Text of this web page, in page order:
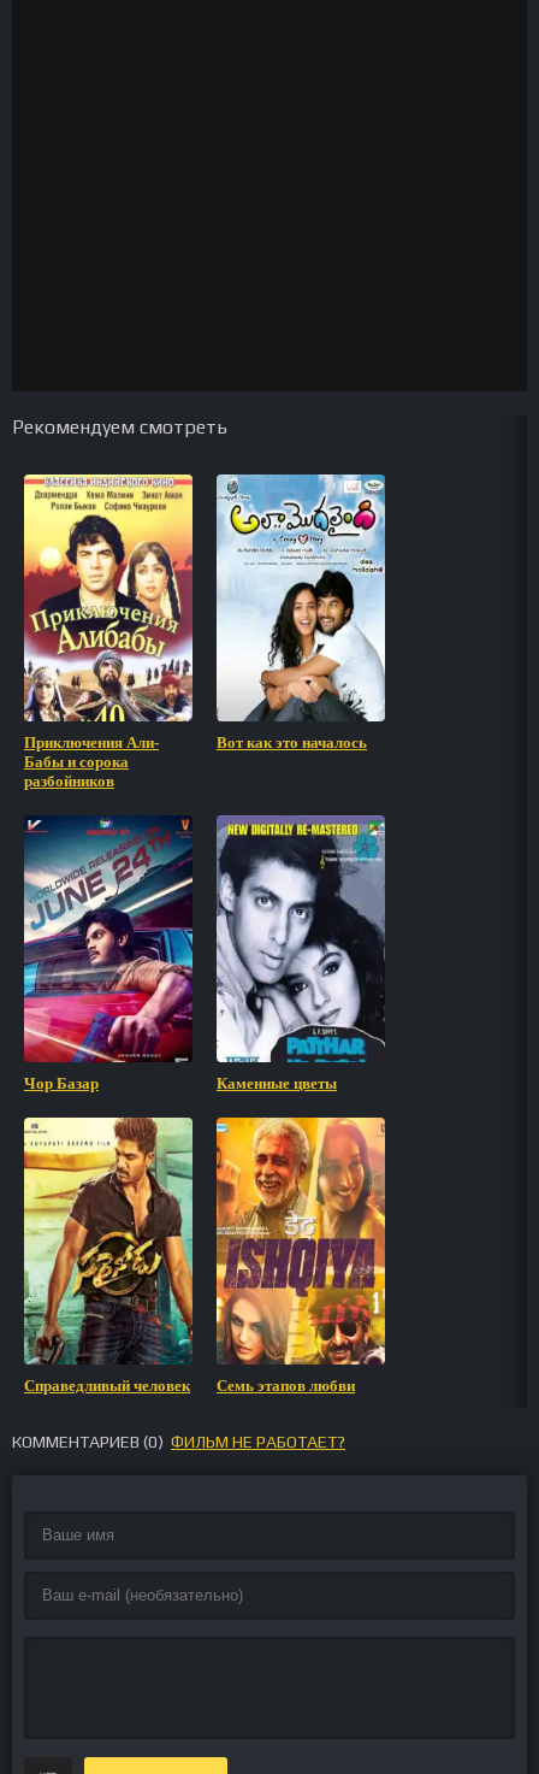
Рекомендуем смотреть
Приключения Али-
Бабы и сорока
разбойников
Вот как это началось
Чор Базар Каменные цветы
Справедливый человек Семь этапов любви
КОММЕНТАРИЕВ (0) ФИЛЬМ НЕ РАБОТАЕТ?